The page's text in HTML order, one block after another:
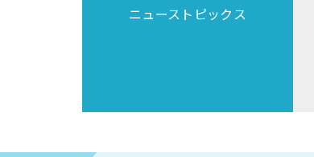
ニューストピックス